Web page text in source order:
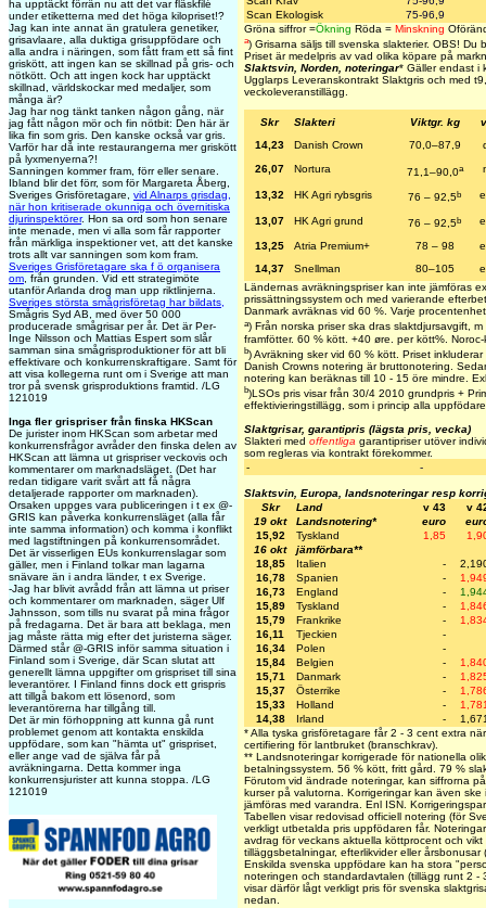
ha upptäckt förrän nu att det var fläskfilé
under etiketterna med det höga kilopriset!?
Jag kan inte annat än gratulera genetiker,
grisavlaare, alla duktiga grisuppfödare och
alla andra i näringen, som fått fram ett så fint
griskött, att ingen kan se skillnad på gris- och
nötkött. Och att ingen kock har upptäckt
skillnad, världskockar med medaljer, som
många är?
Jag har nog tänkt tanken någon gång, när
jag fått någon mör och fin nötbit: Den här är
lika fin som gris. Den kanske också var gris.
Varför har då inte restaurangerna mer griskött
på lyxmenyerna?!
Sanningen kommer fram, förr eller senare.
Ibland blir det förr, som för Margareta Åberg,
Sveriges Grisföretagare, vid Alnarps grisdag,
när hon kritiserade okunniga och övernitiska
djurinspektörer. Hon sa ord som hon senare
inte menade, men vi alla som får rapporter
från märkliga inspektioner vet, att det kanske
trots allt var sanningen som kom fram.
Sveriges Grisföretagare ska f ö organisera
om , från grunden. Vid ett strategimöte
utanför Arlanda drog man upp riktlinjerna.
Sveriges största smågrisföretag har bildats,
Smågris Syd AB, med över 50 000
producerade smågrisar per år. Det är Per-
Inge Nilsson och Mattias Espert som slår
samman sina smågrisproduktioner för att bli
effektivare och konkurrenskraftigare. Samt för
att visa kollegerna runt om i Sverige att man
tror på svensk grisproduktions framtid. /LG
121019
Inga fler grispriser från finska HKScan
De jurister inom HKScan som arbetar med
konkurrensfrågor avråder den finska delen av
HKScan att lämna ut grispriser veckovis och
kommentarer om marknadsläget. (Det har
redan tidigare varit svårt att få några
detaljerade rapporter om marknaden).
Orsaken uppges vara publiceringen i t ex @-
GRIS kan påverka konkurrensläget (alla får
inte samma information) och komma i konflikt
med lagstiftningen på konkurrensområdet.
Det är visserligen EUs konkurrenslagar som
gäller, men i Finland tolkar man lagarna
snävare än i andra länder, t ex Sverige.
-Jag har blivit avrådd från att lämna ut priser
och kommentarer om marknaden, säger Ulf
Jahnsson, som tills nu svarat på mina frågor
på fredagarna. Det är bara att beklaga, men
jag måste rätta mig efter det juristerna säger.
Därmed står @-GRIS inför samma situation i
Finland som i Sverige, där Scan slutat att
generellt lämna uppgifter om grispriset till sina
leverantörer. I Finland finns dock ett grispris
att tillgå bakom ett lösenord, som
leverantörerna har tillgång till.
Det är min förhoppning att kunna gå runt
problemet genom att kontakta enskilda
uppfödare, som kan "hämta ut" grispriset,
eller ange vad de själva får på
avräkningarna. Detta kommer inga
konkurrensjurister att kunna stoppa. /LG
121019
Scan Ekologisk
75-96,9
Gröna siffror =Ökning Röda = Minskning
a) Grisarna säljs till svenska slakterier. OBS! Du
Priset är medelpris av vad olika köpare på
Slaktsvin, Norden, noteringar* Gäller endast i
Ugglarps Leveranskontrakt Slaktgris och med t
veckoleveranstillägg.
Skr Slakteri Viktgr. kg
14,23
Danish Crown 70,0–87,9
26,07
Nortura 71,1–90,0a
13,32 HK Agri rybsgris 76 – 92,5b
13,07 HK Agri grund 76 – 92,5b
13,25 Atria Premium+ 78 – 98
14,37
Snellman 80–105
Ländernas avräkningspriser kan inte jämföras
prissättningssystem och med varierande
Danmark avräknas vid 60 %. Varje
a) Från norska priser ska dras slaktdjursavgift,
framfötter. 60 % kött. +40 øre. per kött%.
b) Avräkning sker vid 60 % kött. Priset
Danish Crowns notering är bruttonotering.
notering kan beräknas till 10 - 15 öre mindre.
b)LSOs pris visar från 30/4 2010 grundpris +
effektivieringstillägg, som i princip alla
Slaktgrisar, garantipris (lägsta pris, vecka)
Slakteri med offentliga garantipriser utöver
som regleras via kontrakt förekommer.
-
-
Slaktsvin, Europa, landsnoteringar resp
Skr
Land v 43
v
19 okt
Landsnotering* euro
15,92
Tyskland 1,85
16 okt
jämförbara**
18,85
Italien -
16,78
Spanien -
16,73
England -
15,89
Tyskland -
15,79
Frankrike -
16,11
Tjeckien
-
16,34
Polen
-
15,84
Belgien -
15,71
Danmark -
15,37
Österrike -
15,33
Holland -
14,38
Irland -
* Alla tyska grisföretagare får 2 - 3 cent extra
certifiering för lantbruket (branschkrav).
** Landsnoteringar korrigerade för nationella
betalningssystem. 56 % kött, fritt gård. 79 %
Förutom vid ändrade noteringar, kan siffrorna
kurser på valutorna. Korrigeringar kan även
jämföras med varandra. Enl ISN.
Tabellen visar redovisad officiell notering (för
verkligt utbetalda pris uppfödaren får.
avdrag för veckans aktuella köttprocent och
tilläggsbetalningar, efterlikvider eller årsbonusar
Enskilda svenska uppfödare kan ha stora
noteringen och standardavtalen (tillägg runt 2 -
visar därför lågt verkligt pris för svenska
nedan.